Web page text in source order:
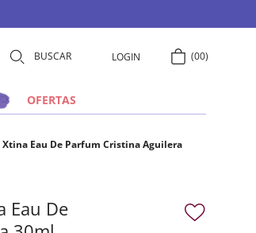
LOGIN 00
OFERTAS
Eau De Parfum Cristina Aguilera
Eau De